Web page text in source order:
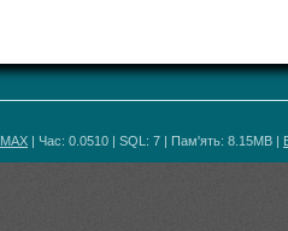
MAX | Час: 0.0510 | SQL: 7 | Пам'ять: 8.15MB |